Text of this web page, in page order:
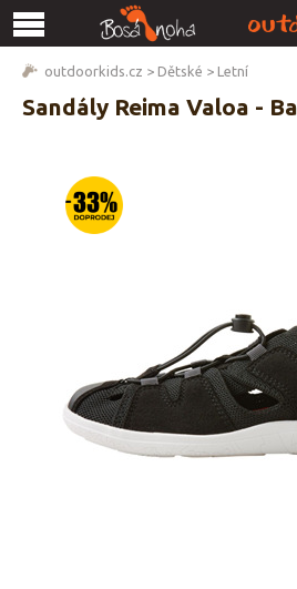
outdoorkids.cz > Dětské > Letní
Sandály Reima Valoa -